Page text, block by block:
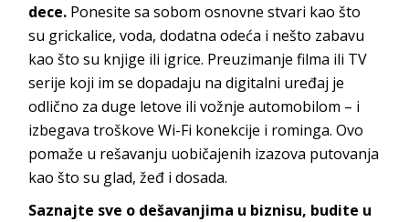
dece. Ponesite sa sobom osnovne stvari kao što
su grickalice, voda, dodatna odeća i nešto zabavu
kao što su knjige ili igrice. Preuzimanje filma ili TV
serije koji im se dopadaju na digitalni uređaj je
odlično za duge letove ili vožnje automobilom – i
izbegava troškove Wi-Fi konekcije i rominga. Ovo
pomaže u rešavanju uobičajenih izazova putovanja
kao što su glad, žeđ i dosada.
Saznajte sve o dešavanjima u biznisu, budite u